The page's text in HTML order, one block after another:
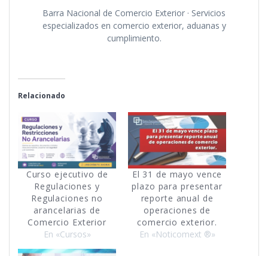
Barra Nacional de Comercio Exterior · Servicios
especializados en comercio exterior, aduanas y
cumplimiento.
Relacionado
Curso ejecutivo de
Regulaciones y
Regulaciones no
arancelarias de
Comercio Exterior
En «Cursos»
El 31 de mayo vence
plazo para presentar
reporte anual de
operaciones de
comercio exterior.
En «Noticomext ®»